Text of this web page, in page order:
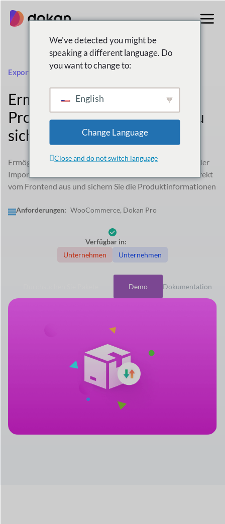
Inhalt
springen
Export Import
Ermöglichen Sie Anbietern,
Produktdaten ganz einfach zu
sichern oder hochzuladen
Ermöglichen Sie Ihrem Anbieter den einfachen Export oder
Import seiner Produktdaten im .xml- und .csv-Format direkt
vom Frontend aus und sichern Sie die Produktinformationen
Anforderungen: WooCommerce, Dokan Pro
Verfügbar in:
Unternehmen
Unternehmen
Demo Dokumentation
We've detected you might be
speaking a different language. Do
you want to change to:
English
Change Language
Close and do not switch language